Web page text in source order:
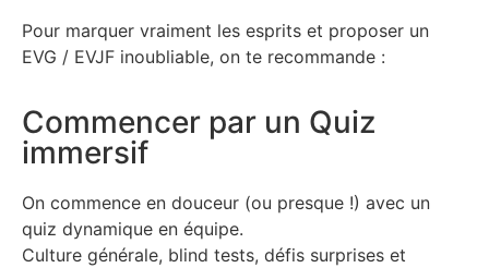
Pour marquer vraiment les esprits et proposer un
EVG / EVJF inoubliable, on te recommande :
Commencer par un Quiz
immersif
On commence en douceur (ou presque !) avec un
quiz dynamique en équipe.
Culture générale, blind tests, défis surprises et